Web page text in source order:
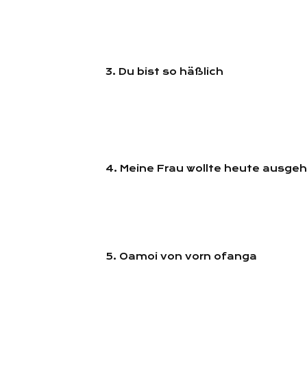
3. Du bist so häßlich
4. Meine Frau wollte heute
5. Oamoi von vorn ofanga